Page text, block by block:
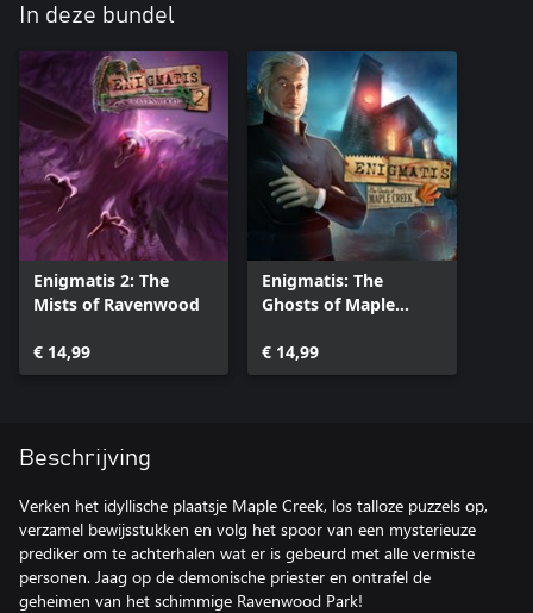
In deze bundel
Enigmatis 2: The
Mists of Ravenwood
€ 14,99
Enigmatis: The
Ghosts of Maple
€ 14,99
Beschrijving
Verken het idyllische plaatsje Maple Creek, los talloze puzzels op,
verzamel bewijsstukken en volg het spoor van een mysterieuze
prediker om te achterhalen wat er is gebeurd met alle vermiste
personen. Jaag op de demonische priester en ontrafel de
geheimen van het schimmige Ravenwood Park!